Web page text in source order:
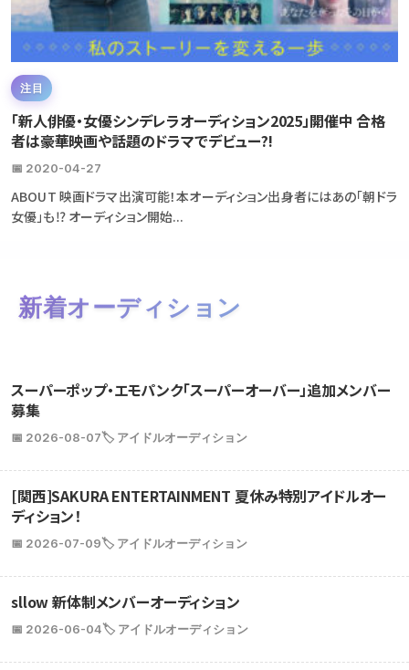
注目
「新人俳優・女優シンデレラオーディション2025」開催中 合格
者は豪華映画や話題のドラマでデビュー?!
📅 2020-04-27
ABOUT 映画ドラマ出演可能！本オーディション出身者にはあの「朝ドラ
女優」も⁉ オーディション開始...
新着オーディション
スーパーポップ・エモパンク「スーパーオーバー」追加メンバー
募集
📅 2026-08-07🏷️ アイドルオーディション
[関西]SAKURA ENTERTAINMENT 夏休み特別アイドルオー
ディション！
📅 2026-07-09🏷️ アイドルオーディション
sllow 新体制メンバーオーディション
📅 2026-06-04🏷️ アイドルオーディション